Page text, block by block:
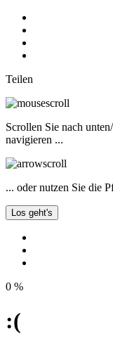
Teilen
Scrollen Sie nach
navigieren ...
... oder nutzen Sie die
Los geht's
0 %
:(